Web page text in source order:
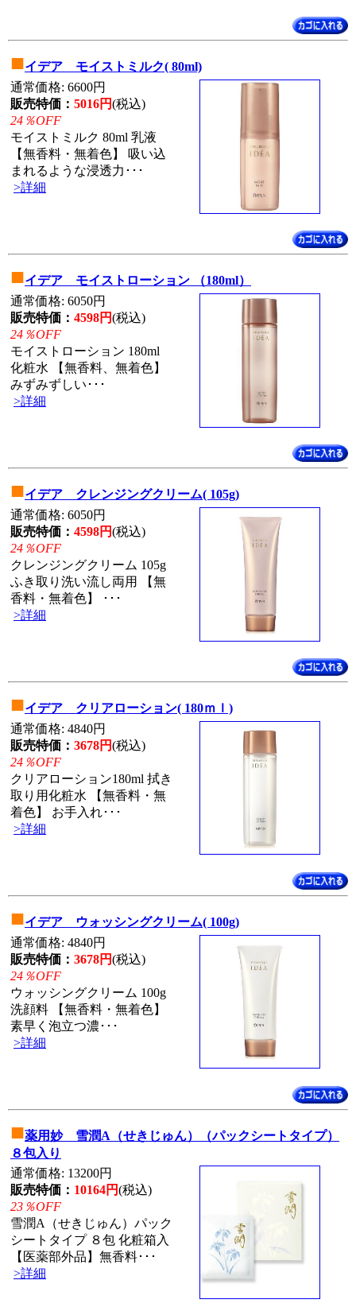
■イデア モイストミルク( 80ml)
通常価格: 6600円
販売特価： 5016円(税込)
24％OFF
モイストミルク 80ml 乳液
【無香料・無着色】 吸い込
まれるような浸透力･･･
>詳細
■イデア モイストローション （180ml）
通常価格: 6050円
販売特価： 4598円(税込)
24％OFF
モイストローション 180ml
化粧水 【無香料、無着色】
みずみずしい･･･
>詳細
■イデア クレンジングクリーム( 105g)
通常価格: 6050円
販売特価： 4598円(税込)
24％OFF
クレンジングクリーム 105g
ふき取り洗い流し両用 【無
香料・無着色】 ･･･
>詳細
■イデア クリアローション( 180ｍｌ)
通常価格: 4840円
販売特価： 3678円(税込)
24％OFF
クリアローション180ml 拭き
取り用化粧水 【無香料・無
着色】 お手入れ･･･
>詳細
■イデア ウォッシングクリーム( 100g)
通常価格: 4840円
販売特価： 3678円(税込)
24％OFF
ウォッシングクリーム 100g
洗顔料 【無香料・無着色】
素早く泡立つ濃･･･
>詳細
■薬用妙 雪潤A（せきじゅん）（パックシートタイプ）
８包入り
通常価格: 13200円
販売特価： 10164円(税込)
23％OFF
雪潤A（せきじゅん）パック
シートタイプ ８包 化粧箱入
【医薬部外品】無香料･･･
>詳細